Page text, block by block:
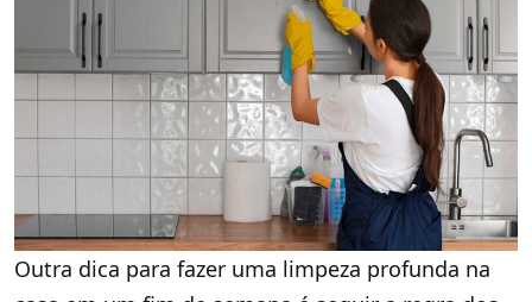
Outra dica para fazer uma limpeza profunda na